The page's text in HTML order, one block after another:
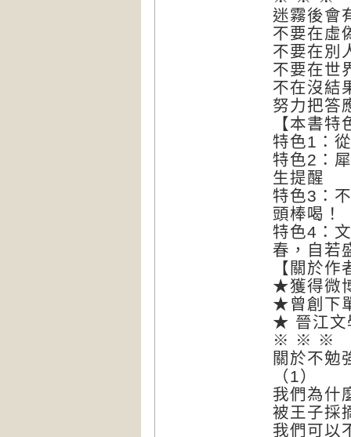
迷霧後會
不要在虛
不要在別
不要在世
不在沒結
努力把答
【本書特
特色1：
特色2：
生提醒
特色3：
頭棒喝！
特色4：
春，自若
【關於作
★獲得微
★曾創下
★ 晉江文
※ ※ ※
關於不勉
（1）
我們為什
被王子採
我們可以